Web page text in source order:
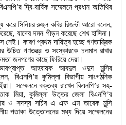
দ্বি-বার্ষিক সম্মেলনে প্রধান অতিথির
করে সিনিয়র রুহুল কবির রিজভী আরো বলেন,
যাদের দমন পীড়ন করেছে শেখ হাসিনা।
নেই। কারণ প্রথম দায়িত্ব হচ্ছে গণতান্ত্রিক
উচিত গণতন্ত্র ও সংস্কারকে চলমান রাখার
জনগণের কাছে ফিরিয়ে দেয়া।
আহবায়ক আবদুল ওদুদ মুন্সির
বিএনপি’র কুমিল্লা বিভাগীয় সাংগঠনিক
সম্মেলনে বক্তব্য রাখেন বিএনপি’র সহ-
মিয়া, কুমিল্লা উত্তর জেলা বিএনপি’র
ও সদস্য সচিব এ এফ এম তারেক মুন্সি
পতাকা উত্তোলনের মধ্য দিয়ে সম্মেলনের